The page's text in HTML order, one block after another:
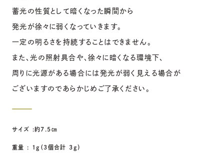
蓄光の性質として暗くなった瞬間から
発光が徐々に弱くなっていきます。
一定の明るさを持続することはできません。
また、光の照射具合や、徐々に暗くなる環境下、
周りに光源がある場合には発光が弱く見える場合が
ございますのであらかじめご了承ください。
サイズ :約7.5㎝
重量 : １g（３個合計 ３g）